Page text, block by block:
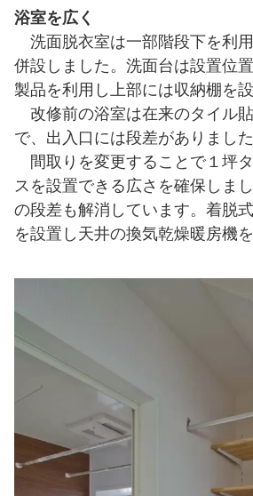
浴室を広く
洗面脱衣室は一部階段下を利
併設しました。洗面台は設置位
製品を利用し上部には収納棚を設
改修前の浴室は在来のタイル
で、出入口には段差がありました
間取りを変更することで１坪
スを設置できる広さを確保しま
の段差も解消しています。着脱
を設置し天井の換気乾燥暖房機